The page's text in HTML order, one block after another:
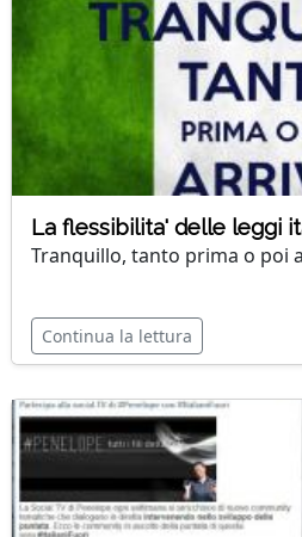
La flessibilita' delle leggi
Tranquillo, tanto prima o poi
Continua la lettura